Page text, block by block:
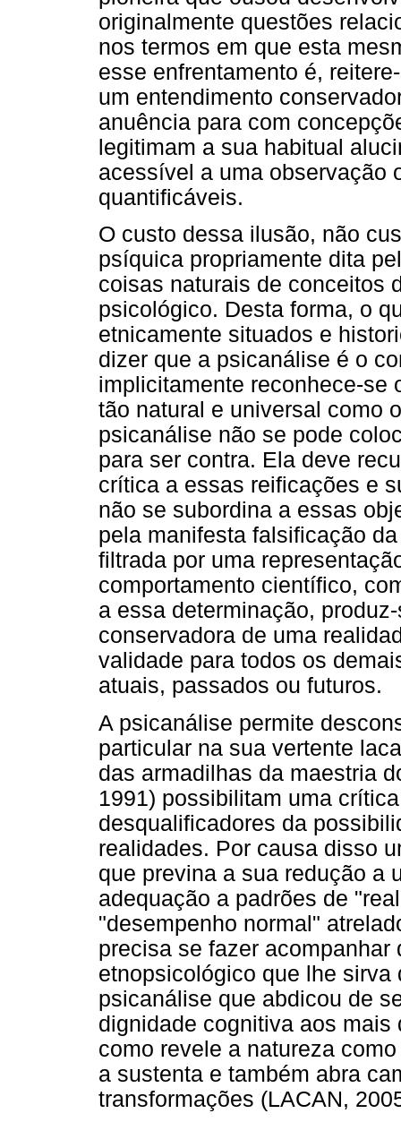
originalmente questões
nos termos em que esta
esse enfrentamento é,
um entendimento
anuência para com
legitimam a sua habitual
acessível a uma observação
quantificáveis.
O custo dessa ilusão, não
psíquica propriamente dita
coisas naturais de conceitos
psicológico. Desta forma, o
etnicamente situados e
dizer que a psicanálise é o
implicitamente reconhece-se
tão natural e universal como
psicanálise não se pode
para ser contra. Ela deve
crítica a essas reificações e
não se subordina a essas
pela manifesta falsificação
filtrada por uma
comportamento científico,
a essa determinação,
conservadora de uma
validade para todos os
atuais, passados ou futuros.
A psicanálise permite
particular na sua vertente
das armadilhas da maestria
1991) possibilitam uma
desqualificadores da
realidades. Por causa disso
que previna a sua redução a
adequação a padrões de
"desempenho normal"
precisa se fazer acompanhar
etnopsicológico que lhe
psicanálise que abdicou de
dignidade cognitiva aos
como revele a natureza
a sustenta e também abra
transformações (LACAN,